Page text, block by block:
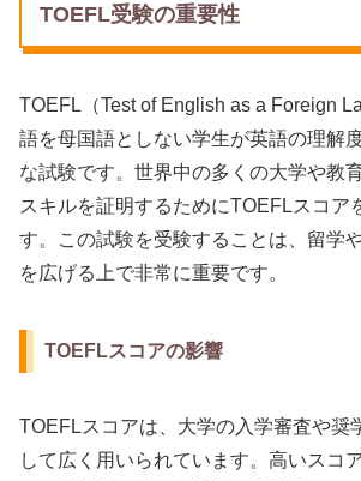
TOEFL受験の重要性
TOEFL（Test of English as a Foreign
語を母国語としない学生が英語の理解
な試験です。世界中の多くの大学や教
スキルを証明するためにTOEFLスコア
す。この試験を受験することは、留学
を広げる上で非常に重要です。
TOEFLスコアの影響
TOEFLスコアは、大学の入学審査や奨
して広く用いられています。高いスコ